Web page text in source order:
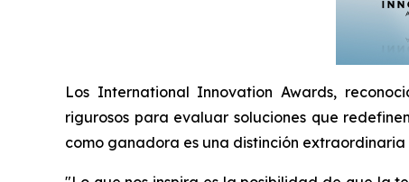
Los International Innovation Awards,
rigurosos para evaluar soluciones que
como ganadora es una distinción